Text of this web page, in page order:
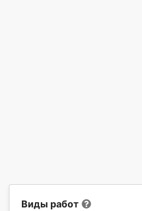
Виды работ